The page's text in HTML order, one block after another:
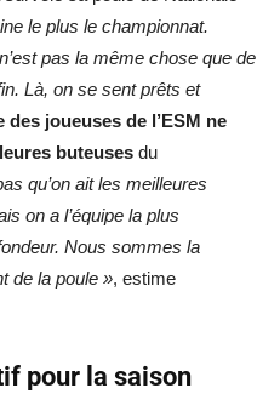
le plus le championnat.
pas la même chose que de
Là, on se sent prêts et
des joueuses de l’ESM ne
buteuses du
qu’on ait les meilleures
on a l’équipe la plus
Nous sommes la
de la poule », estime
pour la saison